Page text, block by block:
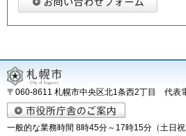
〒060-8611 札幌市中央区北1条西2丁目 代表
一般的な業務時間 8時45分～17時15分（土日